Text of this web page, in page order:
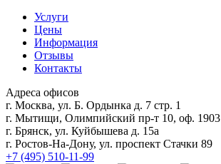
Услуги
Цены
Информация
Отзывы
Контакты
Адреса офисов
г. Москва, ул. Б. Ордынка д. 7 стр. 1
г. Мытищи, Олимпийский пр-т 10, оф. 1903
г. Брянск, ул. Куйбышева д. 15а
г. Ростов-На-Дону, ул. проспект Стачки 89
+7 (495) 510-11-99